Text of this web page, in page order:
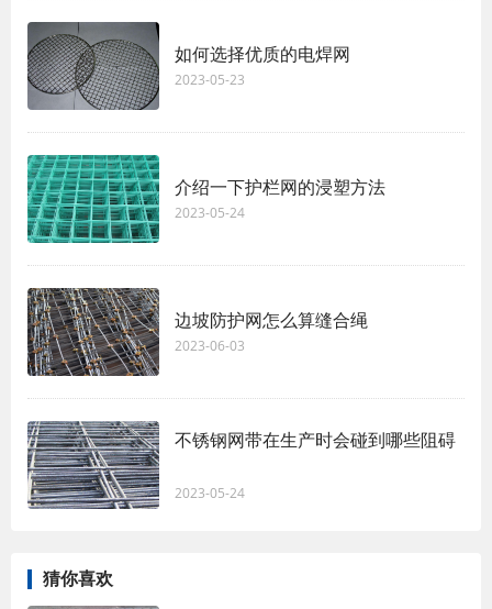
如何选择优质的电焊网
2023-05-23
介绍一下护栏网的浸塑方法
2023-05-24
边坡防护网怎么算缝合绳
2023-06-03
不锈钢网带在生产时会碰到哪些阻碍
2023-05-24
猜你喜欢